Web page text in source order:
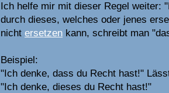
Ich helfe mir mit dieser Regel weiter:
durch dieses, welches oder jenes
nicht ersetzen kann, schreibt man
Beispiel:
"Ich denke, dass du Recht hast!"
"Ich denke, dieses du Recht hast!"